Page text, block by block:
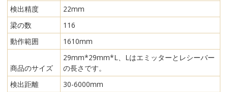
検出精度
22mm
梁の数
116
動作範囲
1610mm
商品のサイズ
29mm*29mm*L、Lはエミッターとレシーバー
の長さです。
検出距離
30-6000mm